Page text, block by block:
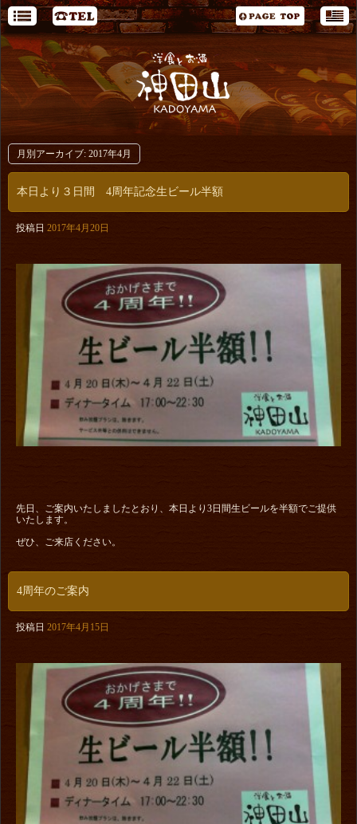
月別アーカイブ: 2017年4月
本日より３日間 4周年記念生ビール半額
投稿日 2017年4月20日
先日、ご案内いたしましたとおり、本日より3日間生ビールを半額でご提供
いたします。
ぜひ、ご来店ください。
4周年のご案内
投稿日 2017年4月15日